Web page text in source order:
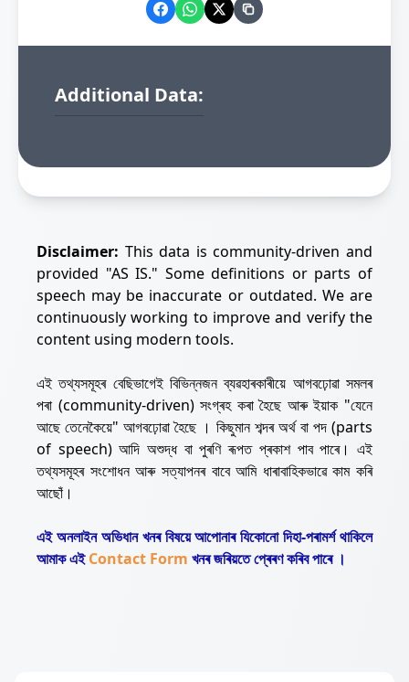
Additional Data:
Disclaimer: This data is community-driven and
provided "AS IS." Some definitions or parts of
speech may be inaccurate or outdated. We are
continuously working to improve and verify the
content using modern tools.
এই তথ্যসমূহৰ বেছিভাগেই বিভিন্নজন ব্যৱহাৰকাৰীয়ে আগবঢ়োৱা সমলৰ
পৰা (community-driven) সংগ্ৰহ কৰা হৈছে আৰু ইয়াক "যেনে
আছে তেনেকৈয়ে" আগবঢ়োৱা হৈছে । কিছুমান শব্দৰ অৰ্থ বা পদ (parts
of speech) আদি অশুদ্ধ বা পুৰণি ৰূপত প্ৰকাশ পাব পাৰে। এই
তথ্যসমূহৰ সংশোধন আৰু সত্যাপনৰ বাবে আমি ধাৰাবাহিকভাৱে কাম কৰি
আছোঁ।
এই অনলাইন অভিধান খনৰ বিষয়ে আপোনাৰ যিকোনো দিহা-পৰামৰ্শ থাকিলে
আমাক এইContact Form খনৰ জৰিয়তে প্ৰেৰণ কৰিব পাৰে ।